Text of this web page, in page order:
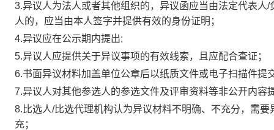
3.异议人为法人或者其他组织的，异议函应当由法定代表人/
人的，应当由本人签字并提供有效的身份证明；
4.异议应在公示期内提出;
5.异议人应提供关于异议事项的有效线索，且应配合查证；
6.书面异议材料加盖单位公章后以纸质文件或电子扫描件提
7.异议人对其他参选人的参选文件及评审资料等非公开内容
8. 比选人/比选代理机构认为异议材料不明确、不充分，需
充；